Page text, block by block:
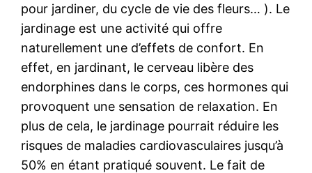
pour jardiner, du cycle de vie des fleurs… ). Le
jardinage est une activité qui offre
naturellement une d’effets de confort. En
effet, en jardinant, le cerveau libère des
endorphines dans le corps, ces hormones qui
provoquent une sensation de relaxation. En
plus de cela, le jardinage pourrait réduire les
risques de maladies cardiovasculaires jusqu’à
50% en étant pratiqué souvent. Le fait de